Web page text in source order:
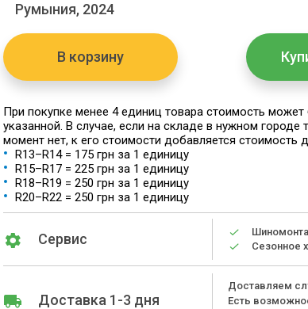
Румыния, 2024
В корзину
При покупке менее 4 единиц товара стоимость
указанной. В случае, если на складе в нужном городе
момент нет, к его стоимости добавляется стоимость
R13–R14 = 175 грн за 1 единицу
R15–R17 = 225 грн за 1 единицу
R18–R19 = 250 грн за 1 единицу
R20–R22 = 250 грн за 1 единицу
Сервис
Сезонное
Доставка 1-3 дня
Доставляем
Есть